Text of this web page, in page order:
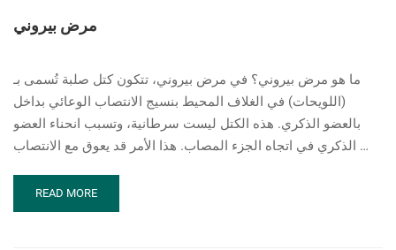
مرض بيروني
ما هو مرض بيروني؟ في مرض بيروني، تتكون كتل صلبة تُسمى بـ
(اللويحات) في الغلاف المحيط بنسيج الانتصاب الوعائي بداخل
بالعضو الذكري. هذه الكتل ليست سرطانية، وتسبب انحناء العضو
الذكري في اتجاه الجزء المصاب. هذا الأمر قد يعوق مع الانتصاب …
READ
MORE
READ MORE